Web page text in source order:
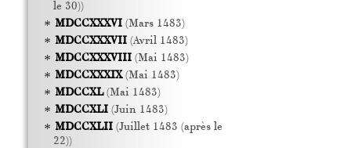
le 30))
MDCCXXXVI(Mars 1483)
MDCCXXXVII(Avril 1483)
MDCCXXXVIII(Mai 1483)
MDCCXXXIX(Mai 1483)
MDCCXL(Mai 1483)
MDCCXLI(Juin 1483)
MDCCXLII(Juillet 1483 (après le
22))